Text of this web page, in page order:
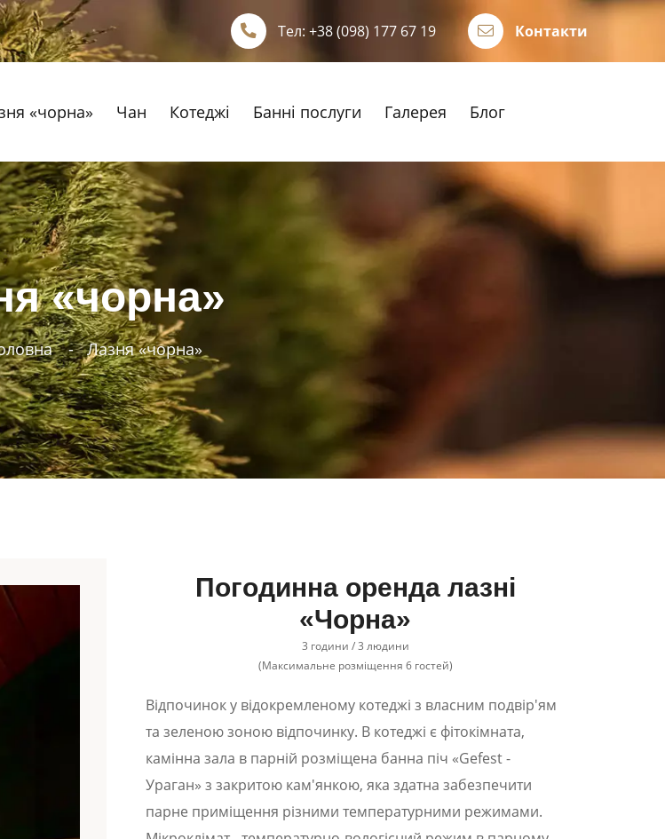
Тел: +38 (098) 177 67 19 Контакти
«чорна» Чан Котеджі Банні послуги Галерея Блог
«чорна»
Лазня «чорна»
Погодинна оренда лазні
«Чорна»
3 години / 3 людини
(Максимальне розміщення 6 гостей)
Відпочинок у відокремленому котеджі з власним подвір'ям
та зеленою зоною відпочинку. В котеджі є фітокімната,
камінна зала в парній розміщена банна піч «Gefest -
Ураган» з закритою кам'янкою, яка здатна забезпечити
парне приміщення різними температурними режимами.